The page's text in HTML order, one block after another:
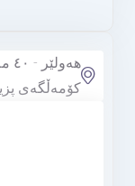
کۆمەڵگەی